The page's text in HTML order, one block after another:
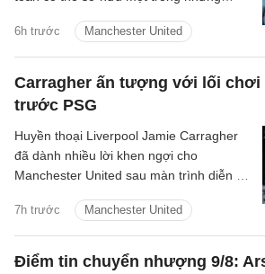
6h trước Manchester United
sau khi chứng kiến sự ăn ý giữa Bruno
Fernandes và Youri Tielemans.
Carragher ấn tượng với lối chơi
trước PSG
7h trước Manchester United
Huyền thoại Liverpool Jamie Carragher
đã dành nhiều lời khen ngợi cho
Manchester United sau màn trình diễn ấn
hữu tiền mùa giải với Paris Saint-
Germain.
Điểm tin chuyển nhượng 9/8: